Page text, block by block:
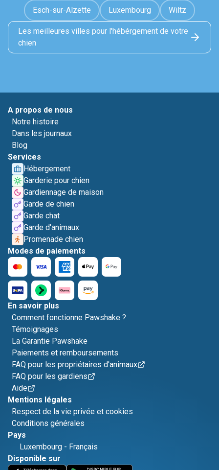
Esch-sur-Alzette Luxembourg Wiltz
Les meilleures villes pour l'hébérgement de votre
chien
A propos de nous
Notre histoire
Dans les journaux
Blog
Services
Hébergement
Garderie pour chien
Gardiennage de maison
Garde de chien
Garde chat
Garde d'animaux
Promenade chien
Modes de paiements
En savoir plus
Comment fonctionne Pawshake ?
Témoignages
La Garantie Pawshake
Paiements et remboursements
FAQ pour les propriétaires d'animaux
FAQ pour les gardiens
Aide
Mentions légales
Respect de la vie privée et cookies
Conditions générales
Pays
Luxembourg - Français
Disponible sur